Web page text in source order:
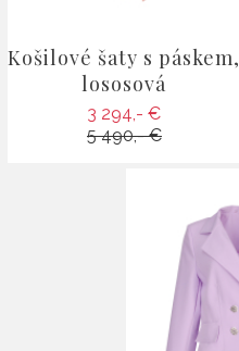
Košilové šaty s páskem,
lososová
3 294,- €
5 490,- €